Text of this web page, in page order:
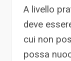
A livello
deve
cui non
possa